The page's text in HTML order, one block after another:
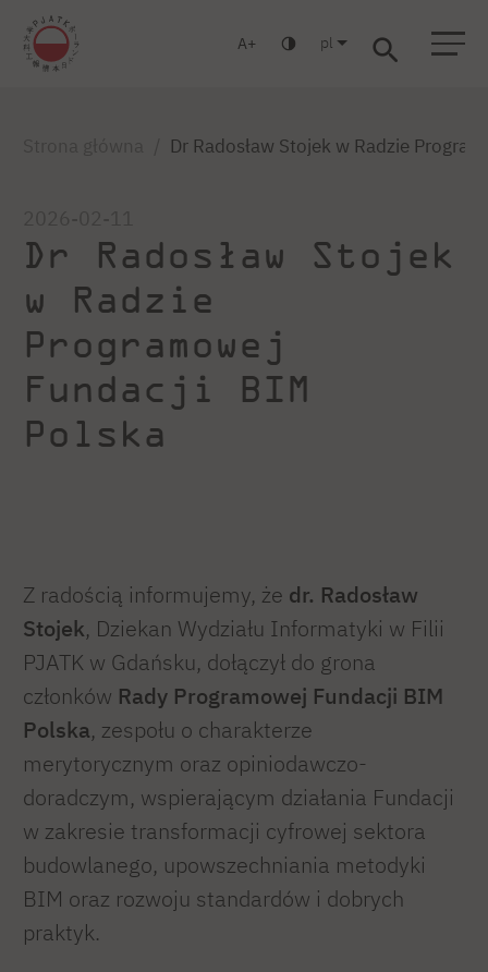
A pl
Dr Radosław Stojek w Radzie
Dr Radosław Stojek
w Radzie
Programowej
Fundacji BIM
Polska
Z radością informujemy, że dr. Radosław
Stojek, Dziekan Wydziału Informatyki w Filii
PJATK w Gdańsku, dołączył do grona
członków Rady Programowej Fundacji BIM
Polska, zespołu o charakterze
merytorycznym oraz opiniodawczo-
doradczym, wspierającym działania Fundacji
w zakresie transformacji cyfrowej sektora
budowlanego, upowszechniania metodyki
BIM oraz rozwoju standardów i dobrych
praktyk.